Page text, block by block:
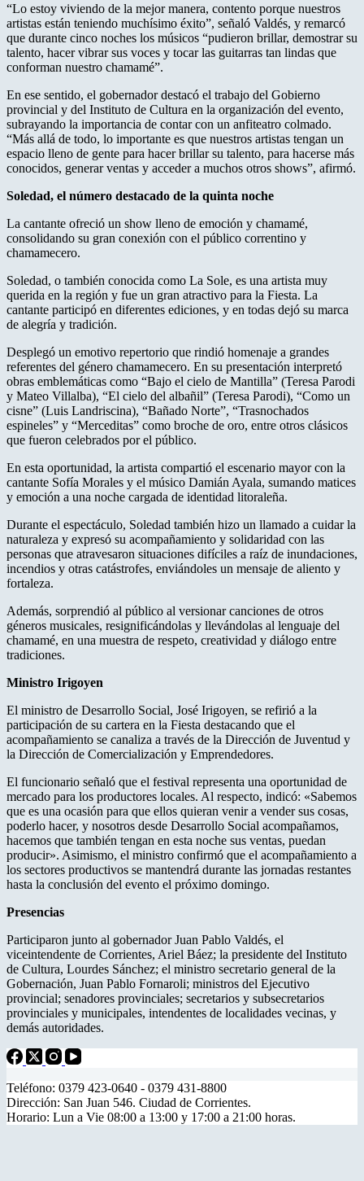
“Lo estoy viviendo de la mejor manera, contento porque nuestros
artistas están teniendo muchísimo éxito”, señaló Valdés, y remarcó
que durante cinco noches los músicos “pudieron brillar, demostrar su
talento, hacer vibrar sus voces y tocar las guitarras tan lindas que
conforman nuestro chamamé”.
En ese sentido, el gobernador destacó el trabajo del Gobierno
provincial y del Instituto de Cultura en la organización del evento,
subrayando la importancia de contar con un anfiteatro colmado.
“Más allá de todo, lo importante es que nuestros artistas tengan un
espacio lleno de gente para hacer brillar su talento, para hacerse más
conocidos, generar ventas y acceder a muchos otros shows”, afirmó.
Soledad, el número destacado de la quinta noche
La cantante ofreció un show lleno de emoción y chamamé,
consolidando su gran conexión con el público correntino y
chamamecero.
Soledad, o también conocida como La Sole, es una artista muy
querida en la región y fue un gran atractivo para la Fiesta. La
cantante participó en diferentes ediciones, y en todas dejó su marca
de alegría y tradición.
Desplegó un emotivo repertorio que rindió homenaje a grandes
referentes del género chamamecero. En su presentación interpretó
obras emblemáticas como “Bajo el cielo de Mantilla” (Teresa Parodi
y Mateo Villalba), “El cielo del albañil” (Teresa Parodi), “Como un
cisne” (Luis Landriscina), “Bañado Norte”, “Trasnochados
espineles” y “Merceditas” como broche de oro, entre otros clásicos
que fueron celebrados por el público.
En esta oportunidad, la artista compartió el escenario mayor con la
cantante Sofía Morales y el músico Damián Ayala, sumando matices
y emoción a una noche cargada de identidad litoraleña.
Durante el espectáculo, Soledad también hizo un llamado a cuidar la
naturaleza y expresó su acompañamiento y solidaridad con las
personas que atravesaron situaciones difíciles a raíz de inundaciones,
incendios y otras catástrofes, enviándoles un mensaje de aliento y
fortaleza.
Además, sorprendió al público al versionar canciones de otros
géneros musicales, resignificándolas y llevándolas al lenguaje del
chamamé, en una muestra de respeto, creatividad y diálogo entre
tradiciones.
Ministro Irigoyen
El ministro de Desarrollo Social, José Irigoyen, se refirió a la
participación de su cartera en la Fiesta destacando que el
acompañamiento se canaliza a través de la Dirección de Juventud y
la Dirección de Comercialización y Emprendedores.
El funcionario señaló que el festival representa una oportunidad de
mercado para los productores locales. Al respecto, indicó: «Sabemos
que es una ocasión para que ellos quieran venir a vender sus cosas,
poderlo hacer, y nosotros desde Desarrollo Social acompañamos,
hacemos que también tengan en esta noche sus ventas, puedan
producir». Asimismo, el ministro confirmó que el acompañamiento a
los sectores productivos se mantendrá durante las jornadas restantes
hasta la conclusión del evento el próximo domingo.
Presencias
Participaron junto al gobernador Juan Pablo Valdés, el
viceintendente de Corrientes, Ariel Báez; la presidente del Instituto
de Cultura, Lourdes Sánchez; el ministro secretario general de la
Gobernación, Juan Pablo Fornaroli; ministros del Ejecutivo
provincial; senadores provinciales; secretarios y subsecretarios
provinciales y municipales, intendentes de localidades vecinas, y
demás autoridades.
Teléfono: 0379 423-0640 - 0379 431-8800
Dirección: San Juan 546. Ciudad de Corrientes.
Horario: Lun a Vie 08:00 a 13:00 y 17:00 a 21:00 horas.